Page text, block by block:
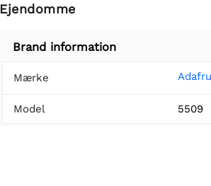
Ejendomme
Brand information
Mærke
Model 5509